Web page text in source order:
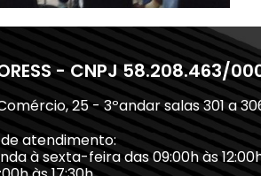
- CNPJ 58.208.463/
25 - 3ºandar salas 301 a
atendimento:
à sexta-feira das 09:00h às